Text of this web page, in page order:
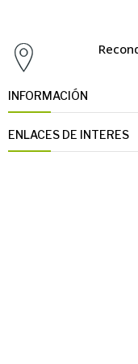
INFORMACIÓN
ENLACES DE INTERES